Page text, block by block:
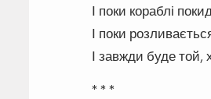
І поки кораблі
І поки
І завжди буде той,
* * *